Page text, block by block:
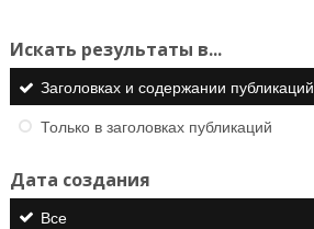
Искать результаты в...
Заголовках и содержании публикаций
Только в заголовках публикаций
Дата создания
Все